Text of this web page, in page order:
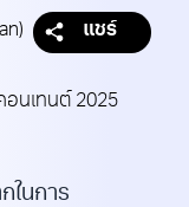
แชร์
ในการ